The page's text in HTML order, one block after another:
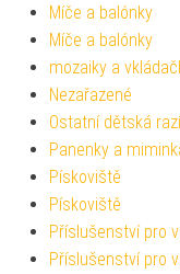
Míče a balónky
Míče a balónky
mozaiky a
Nezařazené
Ostatní dětská
Panenky a
Pískoviště
Pískoviště
Příslušenství pro
Příslušenství pro